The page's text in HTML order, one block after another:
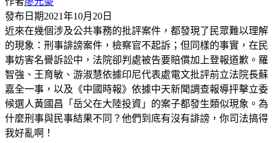
發布日期2021年10月20日
近來在幾個涉及公共事務的批評案件，都發現了民眾難以理解
的現象：刑事誹謗案件，檢察官不起訴；但同樣的事實，在民
事妨害名譽訴訟中，法院卻判處被告要賠償加上登報道歉。羅
智強、王育敏、游淑慧依據印尼代表處電文批評前立法院長蘇
嘉全一事，以及《中國時報》依據中天新聞調查報導抨擊立委
候選人黃國昌「岳父在大陸投資」的案子都發生類似現象。為
什麼刑事與民事結果不同？他們到底有沒有誹謗，你司法搞得
我好亂啊！